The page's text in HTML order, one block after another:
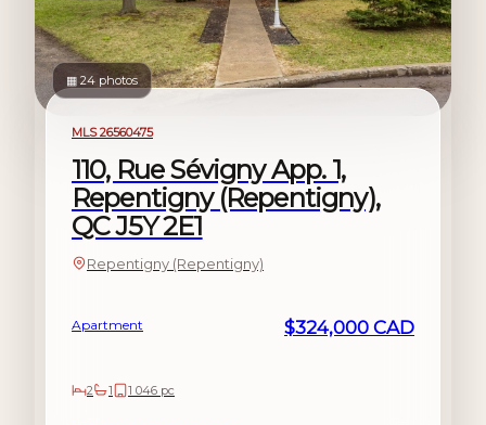
For sale
▦ 24 photos
MLS 26560475
110, Rue Sévigny App. 1,
Repentigny (Repentigny),
QC J5Y 2E1
Repentigny (Repentigny)
Apartment $324,000 CAD
2 1 1 046 pc